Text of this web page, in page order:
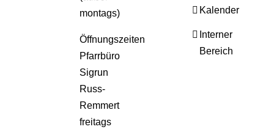
montags)
Öffnungszeiten
Pfarrbüro
Sigrun
Russ-
Remmert
freitags
Kalender
Interner
Bereich